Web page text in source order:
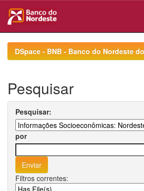
navigationDSpace - BNB - Banco do Nordeste
Pesquisar
Pesquisar:
por
Filtros correntes: